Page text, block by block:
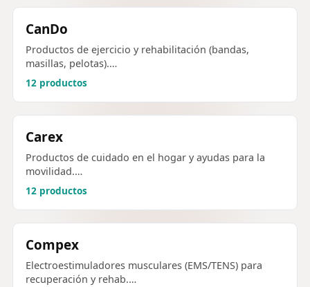
CanDo
Productos de ejercicio y rehabilitación (bandas,
masillas, pelotas).…
12 productos
Carex
Productos de cuidado en el hogar y ayudas para la
movilidad.…
12 productos
Compex
Electroestimuladores musculares (EMS/TENS) para
recuperación y rehab.…